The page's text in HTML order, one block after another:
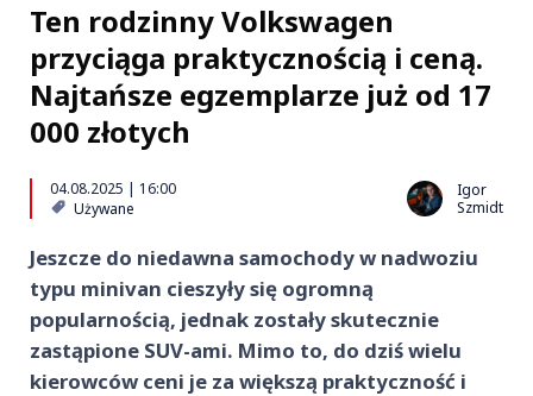
Ten rodzinny Volkswagen
przyciąga praktycznością i ceną.
Najtańsze egzemplarze już od 17
000 złotych
04.08.2025 | 16:00
Używane
Igor
Szmidt
Jeszcze do niedawna samochody w nadwoziu
typu minivan cieszyły się ogromną
popularnością, jednak zostały skutecznie
zastąpione SUV-ami. Mimo to, do dziś wielu
kierowców ceni je za większą praktyczność i